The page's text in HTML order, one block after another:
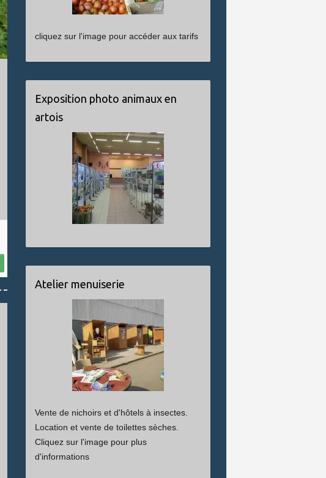
cliquez sur l'image pour accéder aux tarifs
Exposition photo animaux en
artois
Atelier menuiserie
Vente de nichoirs et d'hôtels à insectes.
Location et vente de toilettes sèches.
Cliquez sur l'image pour plus
d'informations